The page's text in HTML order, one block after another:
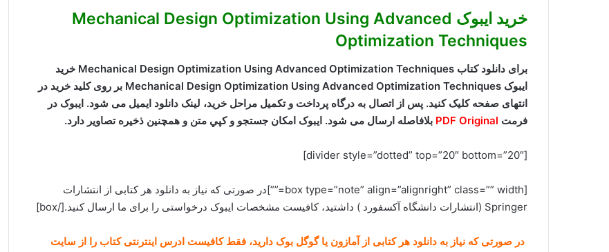
خرید ایبوک Mechanical Design Optimization Using Advanced
Optimization Techniques
برای دانلود کتاب Mechanical Design Optimization Using Advanced Optimization Techniques خرید
ایبوک Mechanical Design Optimization Using Advanced Optimization Techniques بر روی کلید خرید در
انتهای صفحه کلیک کنید. پس از اتصال به درگاه پرداخت و تکمیل مراحل خرید، لینک دانلود ایمیل می شود. ایبوک در
فرمت PDF Original بلافاصله ارسال می شود. ایبوک امکان جستجو و کپي متن و همچنين ذخيره تصاوير دارد.
[divider style=”dotted” top=”20″ bottom=”20″]
[box type=”note” align=”alignright” class=”” width=””]در صورتی که نیاز به دانلود هر کتابی از انتشارات
Springer (انتشارات دانشگاه آکسفورد ) داشتید، کافیست مشخصات ایبوک درخواستی را برای ما ارسال کنید.[/box]
در صورتی که نیاز به دانلود هر کتابی از آمازون یا گوگل بوک دارید، فقط کافیست ادرس اینترنتی کتاب را از سایت